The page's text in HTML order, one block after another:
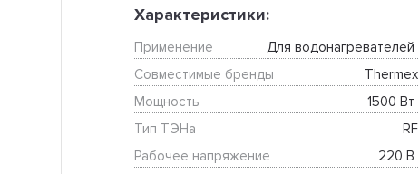
Характеристики:
Применение
Для водонагревателей
Совместимые бренды
Thermex
Мощность
1500 Вт
Тип ТЭНа
RF
Рабочее напряжение
220 В